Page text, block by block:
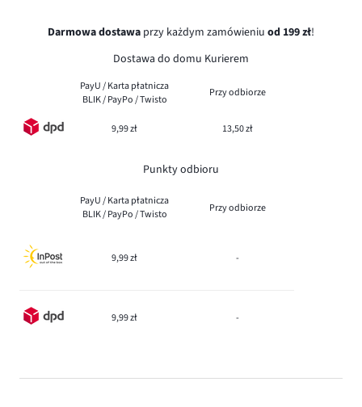
Darmowa dostawa przy każdym zamówieniu od 199 zł!
Dostawa do domu Kurierem
PayU / Karta płatnicza
BLIK / PayPo / Twisto
Przy odbiorze
9,99 zł 13,50 zł
Punkty odbioru
PayU / Karta płatnicza
BLIK / PayPo / Twisto
Przy odbiorze
9,99 zł -
9,99 zł -